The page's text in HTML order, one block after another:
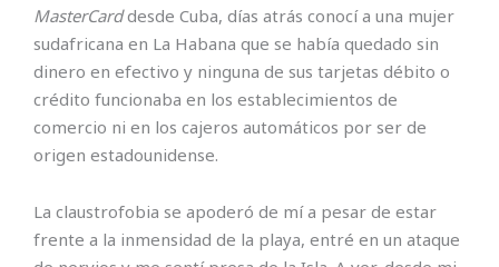
MasterCarddesde Cuba, días atrás conocí a una mujer
sudafricana en La Habana que se había quedado sin
dinero en efectivo y ninguna de sus tarjetas débito o
crédito funcionaba en los establecimientos de
comercio ni en los cajeros automáticos por ser de
origen estadounidense.
La claustrofobia se apoderó de mí a pesar de estar
frente a la inmensidad de la playa, entré en un ataque